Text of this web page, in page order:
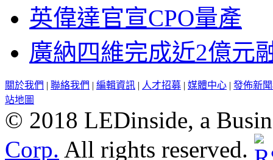
英偉達官宣CPO量產
廣納四維完成近2億元
關於我們 | 聯絡我們 | 編輯資訊 | 人才招募 | 媒體中心 | 發佈新
站地圖
© 2018 LEDinside, a
Corp. All rights reserved.